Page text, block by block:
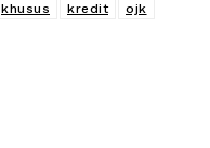
khusus kredit
ojk